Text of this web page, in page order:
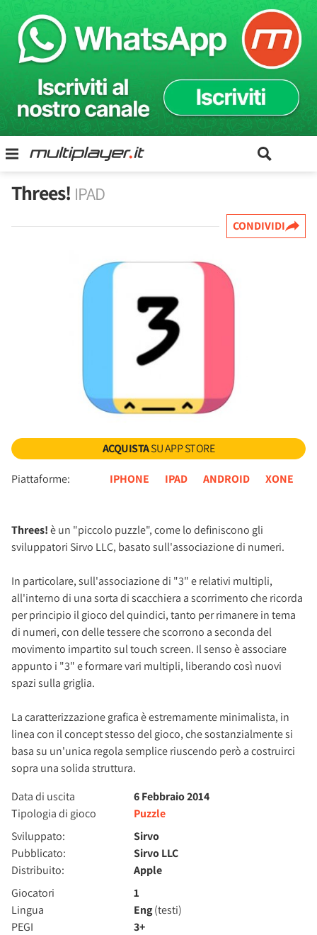
Threes! IPAD
CONDIVIDI
ACQUISTASU APP STORE
Piattaforme: IPHONE IPAD ANDROID XONE
Threes!è un "piccolo puzzle", come lo definiscono gli
sviluppatori Sirvo LLC, basato sull'associazione di numeri.
In particolare, sull'associazione di "3" e relativi multipli,
all'interno di una sorta di scacchiera a scorrimento che ricorda
per principio il gioco del quindici, tanto per rimanere in tema
di numeri, con delle tessere che scorrono a seconda del
movimento impartito sul touch screen. Il senso è associare
appunto i "3" e formare vari multipli, liberando così nuovi
spazi sulla griglia.
La caratterizzazione grafica è estremamente minimalista, in
linea con il concept stesso del gioco, che sostanzialmente si
basa su un'unica regola semplice riuscendo però a costruirci
sopra una solida struttura.
Data di uscita
6 Febbraio 2014
Tipologia di gioco
Puzzle
Sviluppato:
Sirvo
Pubblicato:
Sirvo LLC
Distribuito:
Apple
Giocatori
1
Lingua
Eng(testi)
PEGI
3+